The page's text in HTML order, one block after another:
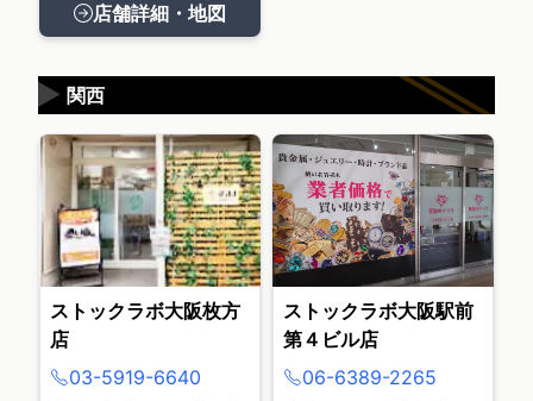
店舗詳細・地図
関西
▶
ストックラボ大阪枚方
店
03-5919-6640
ストックラボ大阪駅前
第４ビル店
06-6389-2265